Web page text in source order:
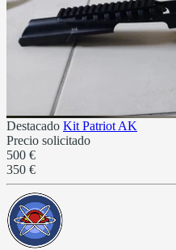
Destacado Kit Patriot AK
Precio solicitado
500 €
350 €